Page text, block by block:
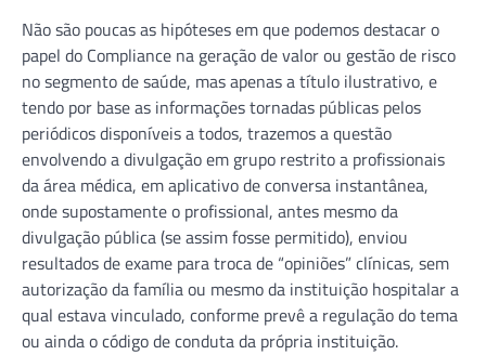
Não são poucas as hipóteses em que podemos destacar o
papel do Compliance na geração de valor ou gestão de risco
no segmento de saúde, mas apenas a título ilustrativo, e
tendo por base as informações tornadas públicas pelos
periódicos disponíveis a todos, trazemos a questão
envolvendo a divulgação em grupo restrito a profissionais
da área médica, em aplicativo de conversa instantânea,
onde supostamente o profissional, antes mesmo da
divulgação pública (se assim fosse permitido), enviou
resultados de exame para troca de “opiniões” clínicas, sem
autorização da família ou mesmo da instituição hospitalar a
qual estava vinculado, conforme prevê a regulação do tema
ou ainda o código de conduta da própria instituição.